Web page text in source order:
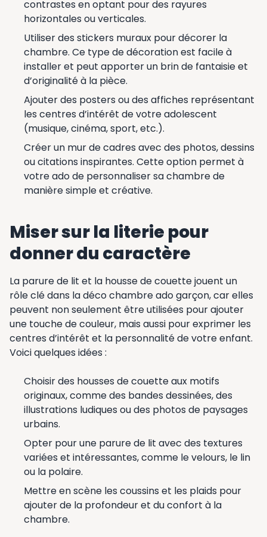
contrastes en optant pour des rayures
horizontales ou verticales.
Utiliser des stickers muraux pour décorer la
chambre. Ce type de décoration est facile à
installer et peut apporter un brin de fantaisie et
d’originalité à la pièce.
Ajouter des posters ou des affiches représentant
les centres d’intérêt de votre adolescent
(musique, cinéma, sport, etc.).
Créer un mur de cadres avec des photos, dessins
ou citations inspirantes. Cette option permet à
votre ado de personnaliser sa chambre de
manière simple et créative.
Miser sur la literie pour
donner du caractère
La parure de lit et la housse de couette jouent un
rôle clé dans la déco chambre ado garçon, car elles
peuvent non seulement être utilisées pour ajouter
une touche de couleur, mais aussi pour exprimer les
centres d’intérêt et la personnalité de votre enfant.
Voici quelques idées :
Choisir des housses de couette aux motifs
originaux, comme des bandes dessinées, des
illustrations ludiques ou des photos de paysages
urbains.
Opter pour une parure de lit avec des textures
variées et intéressantes, comme le velours, le lin
ou la polaire.
Mettre en scène les coussins et les plaids pour
ajouter de la profondeur et du confort à la
chambre.